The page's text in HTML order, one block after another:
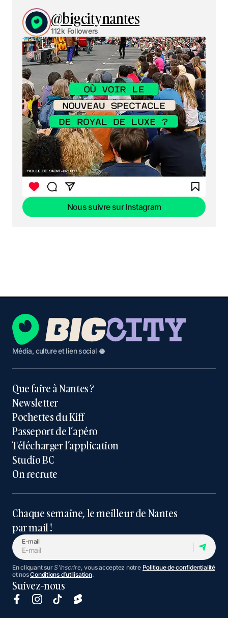
@bigcitynantes
112k Followers
Nous suivre sur Instagram
Média, culture et lien social 🥥
Que faire à Nantes ?
Newsletter
Pochettes du Kiff
Passeport de l’apéro
Télécharger l’application
Studio BC
On recrute
Chaque semaine, le meilleur de Nantes
par mail !
E-mail
En cliquant surS'inscrire, vous acceptez notre Politique de confidentialité
et nosConditions d’utilisation.
Suivez-nous